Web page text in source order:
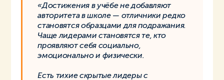
«Достижения в учёбе не добавляют
авторитета в школе — отличники редко
становятся образцами для подражания.
Чаще лидерами становятся те, кто
проявляют себя социально,
эмоционально и физически.
Есть тихие скрытые лидеры с